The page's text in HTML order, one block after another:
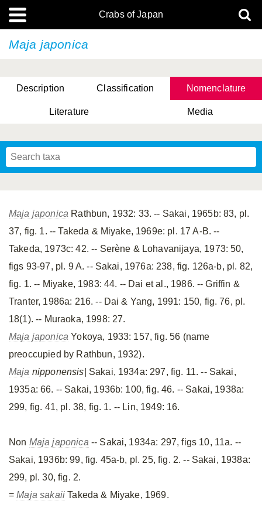
Crabs of Japan
Maja japonica
Description Classification Nomenclature
Literature Media
Maja japonica Rathbun, 1932: 33. -- Sakai, 1965b: 83, pl.
37, fig. 1. -- Takeda & Miyake, 1969e: pl. 17 A-B. --
Takeda, 1973c: 42. -- Serène & Lohavanijaya, 1973: 50,
figs 93-97, pl. 9 A. -- Sakai, 1976a: 238, fig. 126a-b, pl. 82,
fig. 1. -- Miyake, 1983: 44. -- Dai et al., 1986. -- Griffin &
Tranter, 1986a: 216. -- Dai & Yang, 1991: 150, fig. 76, pl.
18(1). -- Muraoka, 1998: 27.
Maja japonica Yokoya, 1933: 157, fig. 56 (name
preoccupied by Rathbun, 1932).
Maja nipponensis | Sakai, 1934a: 297, fig. 11. -- Sakai,
1935a: 66. -- Sakai, 1936b: 100, fig. 46. -- Sakai, 1938a:
299, fig. 41, pl. 38, fig. 1. -- Lin, 1949: 16.
Non Maja japonica -- Sakai, 1934a: 297, figs 10, 11a. --
Sakai, 1936b: 99, fig. 45a-b, pl. 25, fig. 2. -- Sakai, 1938a:
299, pl. 30, fig. 2.
=Maja sakaii Takeda & Miyake, 1969.